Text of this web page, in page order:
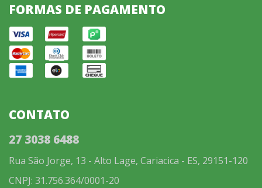
FORMAS DE PAGAMENTO
CONTATO
27 3038 6488
Rua São Jorge, 13 - Alto Lage, Cariacica - ES, 29151-120
CNPJ: 31.756.364/0001-20